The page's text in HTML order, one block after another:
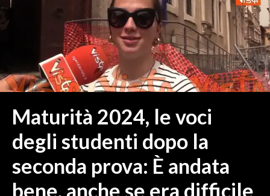
ORISTANO E PROVINCIA
SASSARI E PROVINCIA
NUORO E PROVINCIA
OGLIASTRA
ITALIA
MONDO
Maturità 2024, le voci
degli studenti dopo la
seconda prova: È andata
bene, anche se era difficile